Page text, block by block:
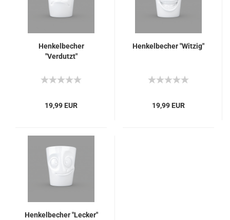
Henkelbecher
"Verdutzt"
19,99 EUR
Henkelbecher "Witzig"
19,99 EUR
Henkelbecher "Lecker"